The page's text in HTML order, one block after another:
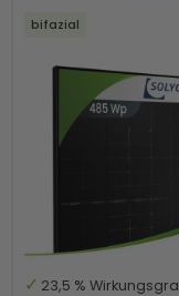
bifazial
23,5 %